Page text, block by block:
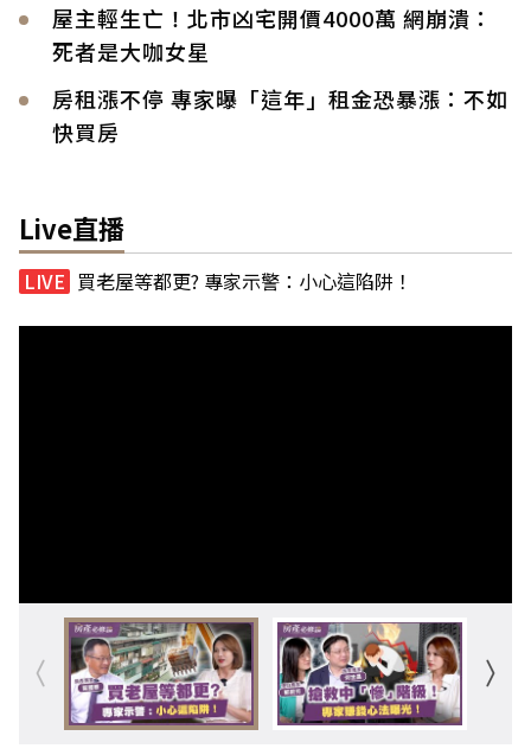
屋主輕生亡！北市凶宅開價4000萬 網崩潰：
死者是大咖女星
房租漲不停 專家曝「這年」租金恐暴漲：不如
快買房
Live直播
買老屋等都更? 專家示警：小心這陷阱！